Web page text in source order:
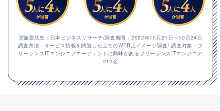
実施委託先：日本ビジネスリサーチ/調査期間：2022年10月21日～10月24日
調査方法：サービス情報を閲覧した上でのWEB上イメージ調査/ 調査対象：フ
リーランスITエンジニアエージェントに興味があるフリーランスITエンジニア
212名